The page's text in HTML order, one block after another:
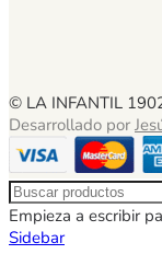
© LA INFANTIL
Desarrollado por
Empieza a escribir
Sidebar